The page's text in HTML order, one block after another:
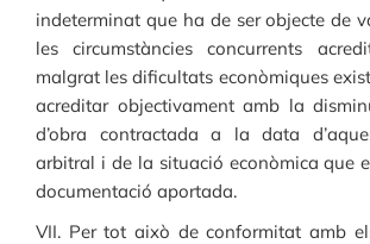
indeterminat que ha de ser objecte de
les circumstàncies concurrents
malgrat les dificultats econòmiques
acreditar objectivament amb la
d’obra contractada a la data
arbitral i de la situació econòmica que
documentació aportada.
VII. Per tot això de conformitat amb